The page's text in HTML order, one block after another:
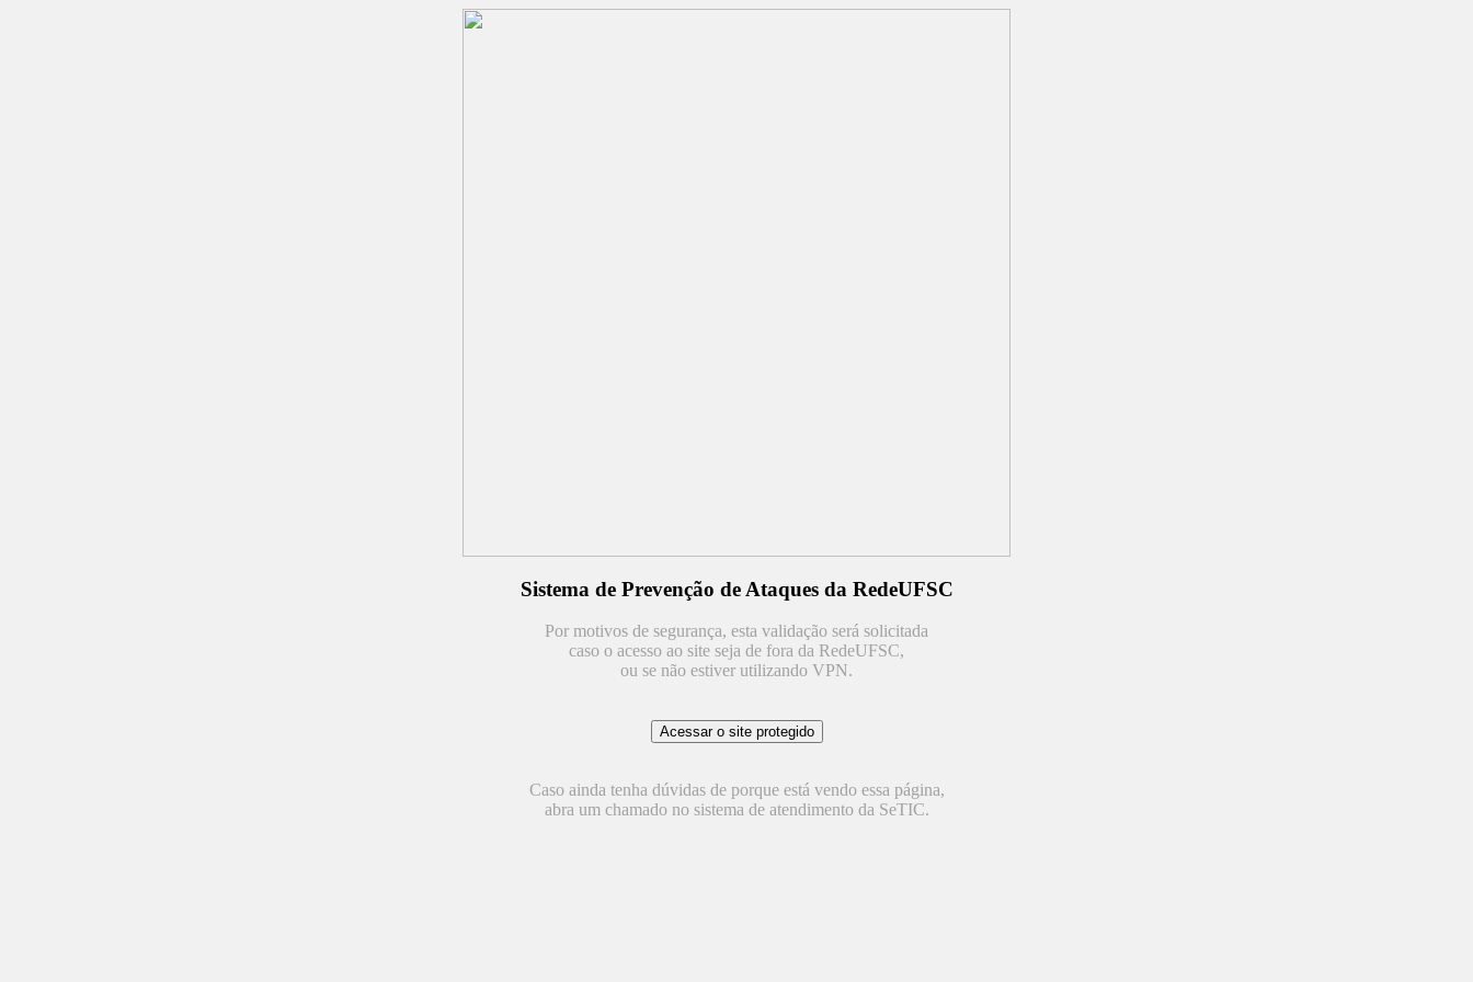
Sistema de Prevenção de Ataques da RedeUFSC
Por motivos de segurança, esta validação será solicitada
caso o acesso ao site seja de fora da RedeUFSC,
ou se não estiver utilizando VPN.
Caso ainda tenha dúvidas de porque está vendo essa página,
abra um chamado no sistema de atendimento da SeTIC.